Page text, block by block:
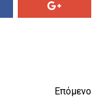
Επόμενο